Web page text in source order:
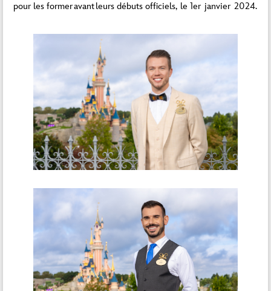
pour les former avant leurs débuts officiels, le 1er janvier 2024.